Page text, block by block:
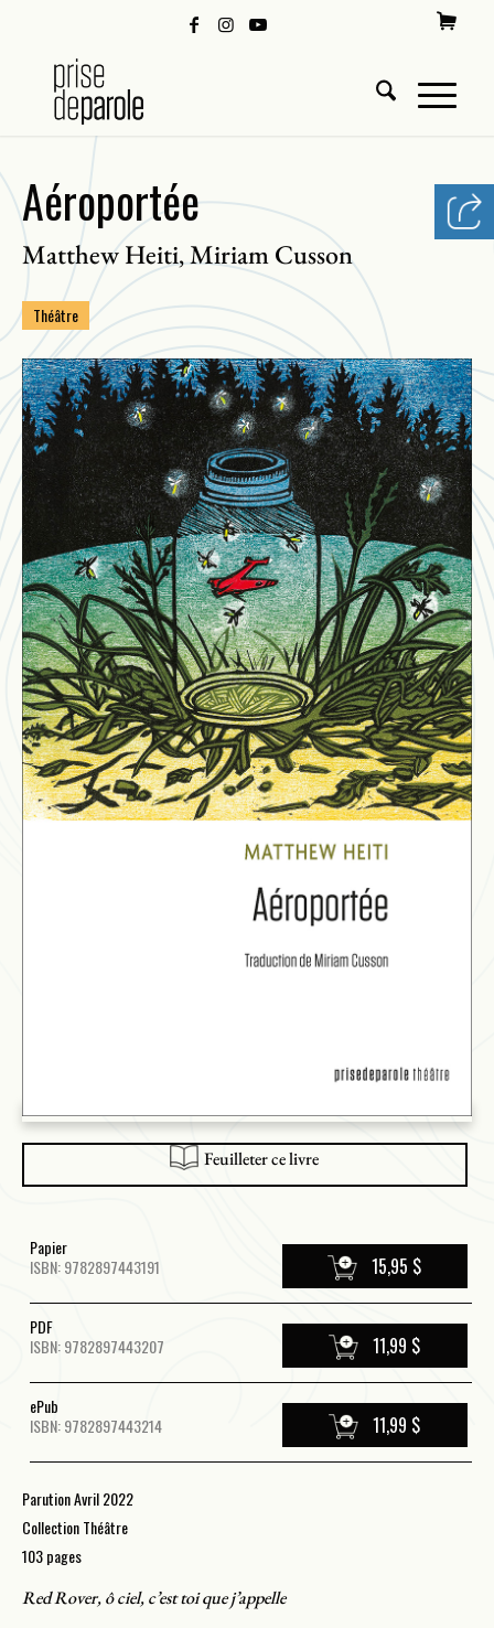
Aéroportée
Matthew Heiti,Miriam Cusson
Théâtre
Feuilleter ce livre
Papier
ISBN: 9782897443191
15,95 $
PDF
ISBN: 9782897443207
11,99 $
ePub
ISBN: 9782897443214
11,99 $
Parution Avril 2022
Collection Théâtre
103 pages
Red Rover, ô ciel, c’est toi que j’appelle